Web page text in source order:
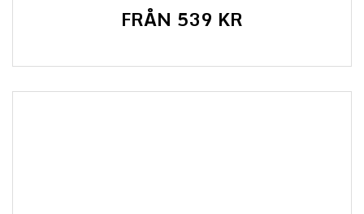
FRÅN 539 KR